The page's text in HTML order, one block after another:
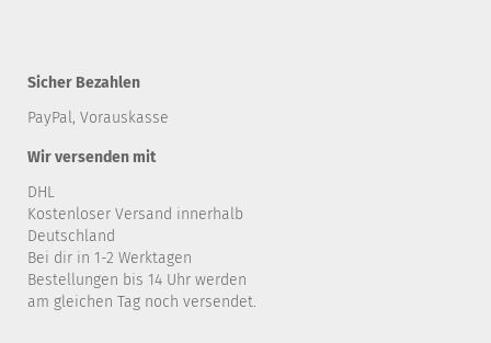
Sicher Bezahlen
PayPal, Vorauskasse
Wir versenden mit
DHL
Kostenloser Versand innerhalb
Deutschland
Bei dir in 1-2 Werktagen
Bestellungen bis 14 Uhr werden
am gleichen Tag noch versendet.